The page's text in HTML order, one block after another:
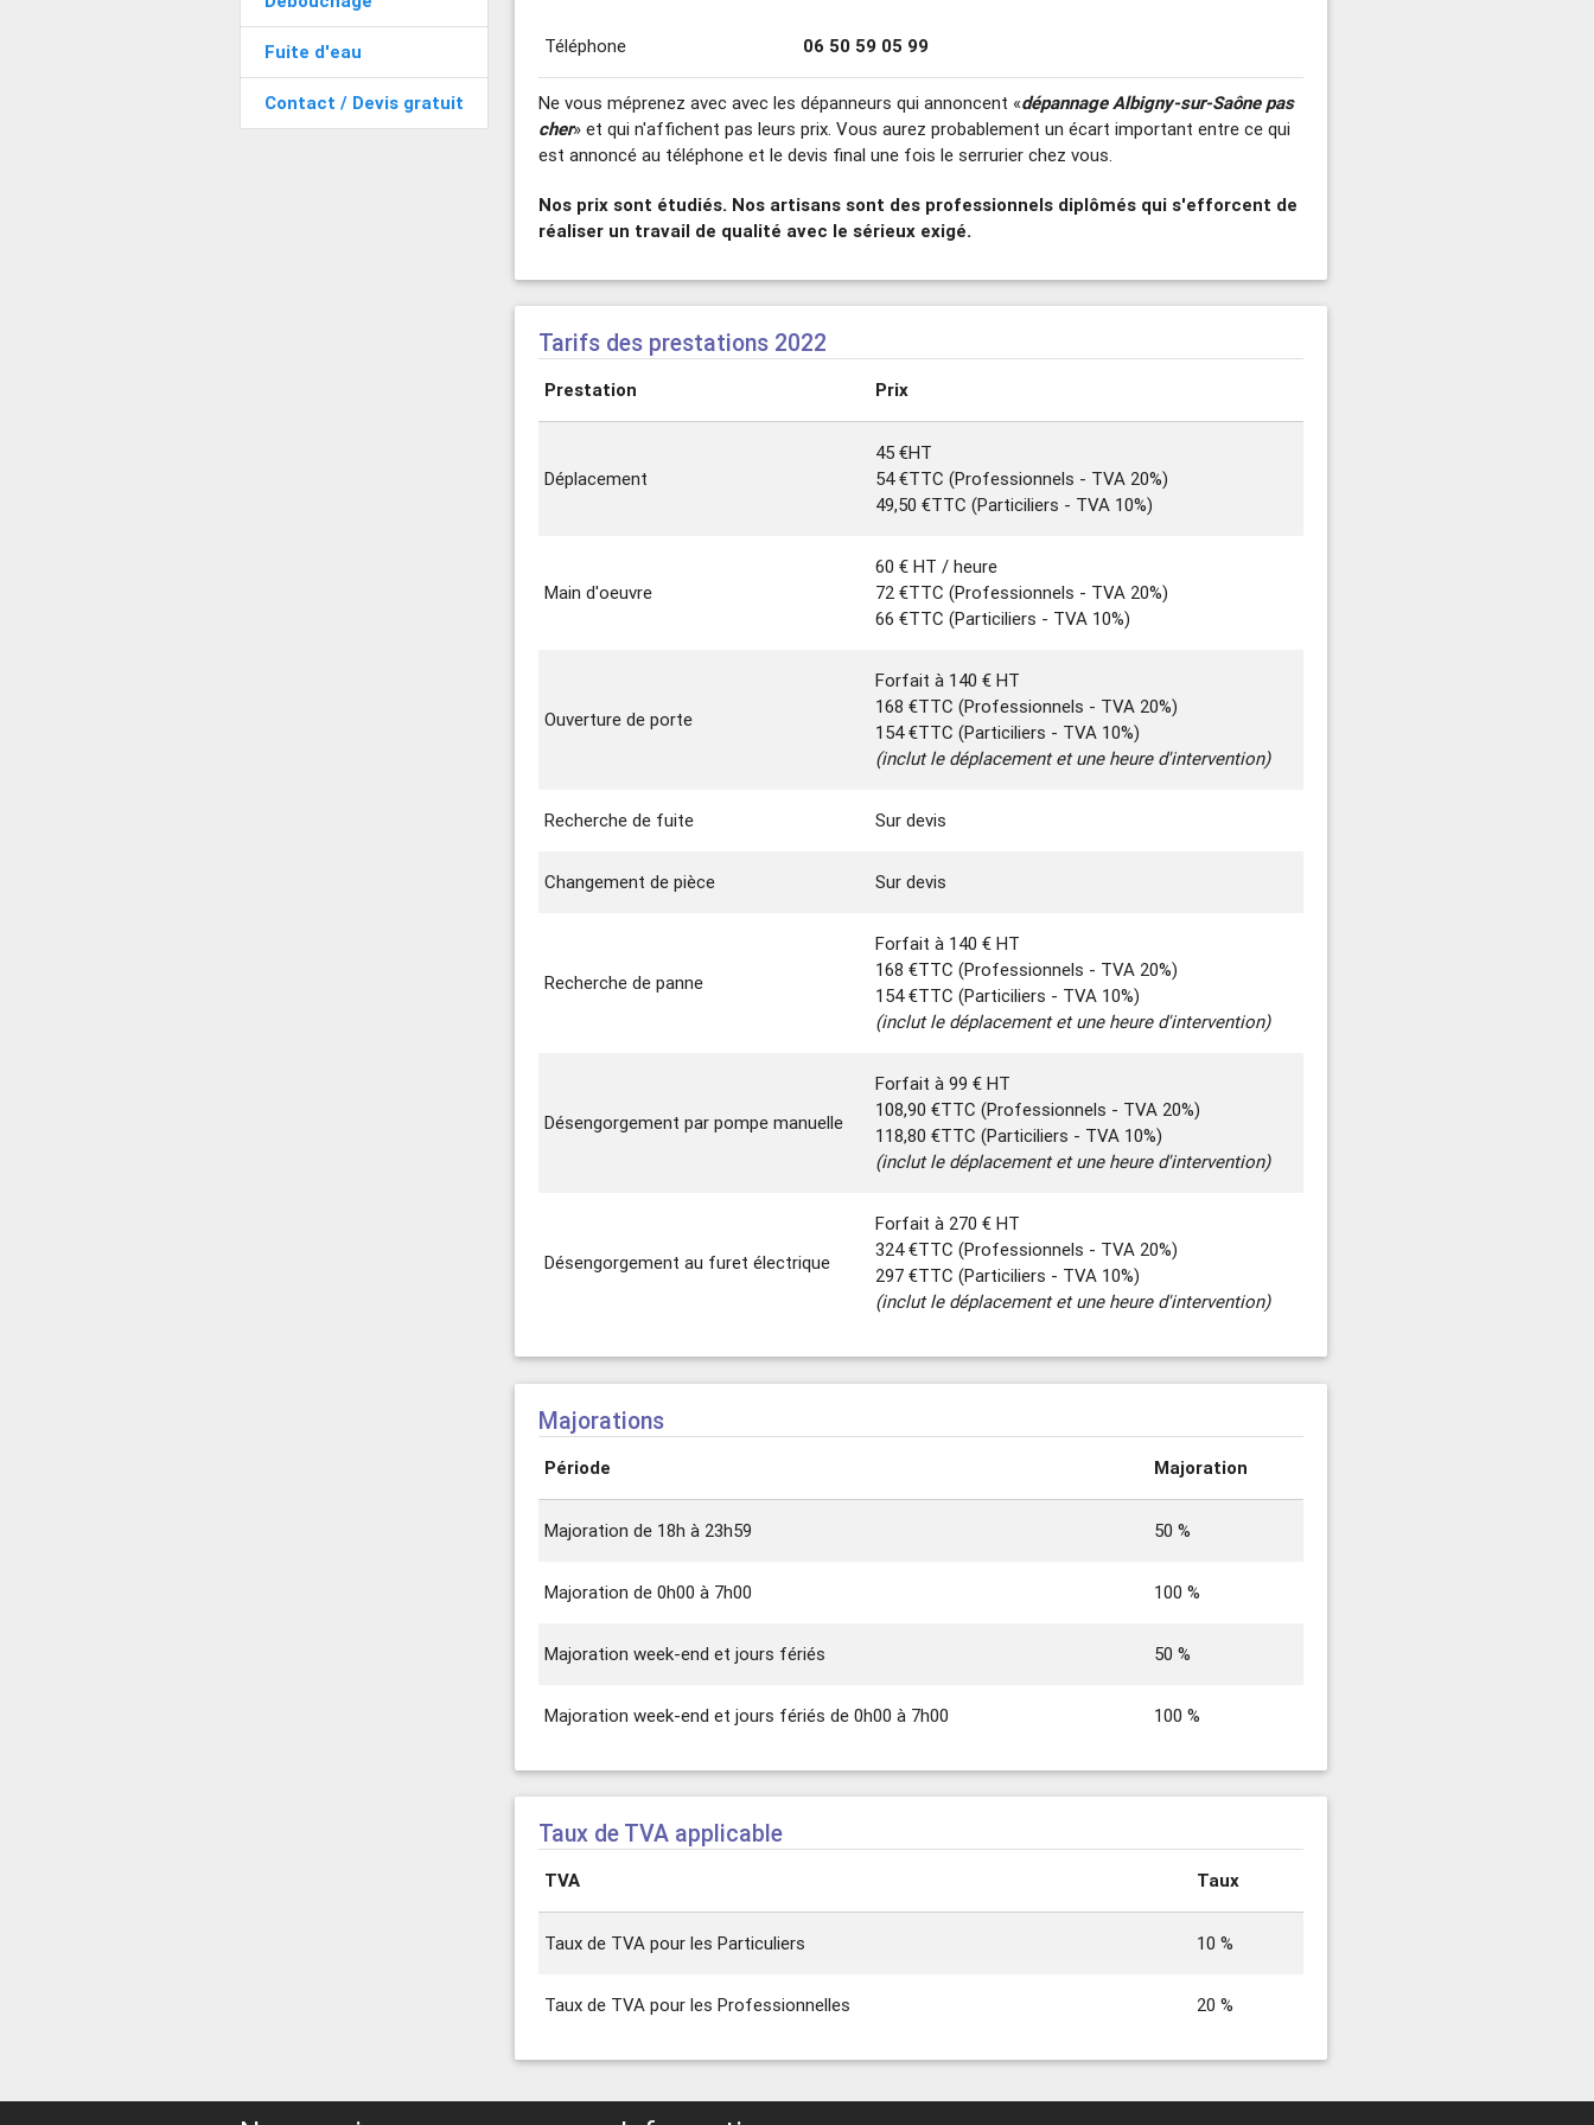
Fuite d'eau
Contact / Devis gratuit
Téléphone 06 50 59 05 99
Ne vous méprenez avec avec les dépanneurs qui annoncent «dépannage Albigny-sur-Saône pas
cher» et qui n'affichent pas leurs prix. Vous aurez probablement un écart important entre ce qui
est annoncé au téléphone et le devis final une fois le serrurier chez vous.
Nos prix sont étudiés. Nos artisans sont des professionnels diplômés qui s'efforcent de
réaliser un travail de qualité avec le sérieux exigé.
Tarifs des prestations 2022
Prestation Prix
Déplacement
45 €HT
54 €TTC (Professionnels - TVA 20%)
49,50 €TTC (Particiliers - TVA 10%)
Main d'oeuvre
60 € HT / heure
72 €TTC (Professionnels - TVA 20%)
66 €TTC (Particiliers - TVA 10%)
Ouverture de porte
Forfait à 140 € HT
168 €TTC (Professionnels - TVA 20%)
154 €TTC (Particiliers - TVA 10%)
(inclut le déplacement et une heure d'intervention)
Recherche de fuite Sur devis
Changement de pièce Sur devis
Recherche de panne
Forfait à 140 € HT
168 €TTC (Professionnels - TVA 20%)
154 €TTC (Particiliers - TVA 10%)
(inclut le déplacement et une heure d'intervention)
Désengorgement par pompe manuelle
Forfait à 99 € HT
108,90 €TTC (Professionnels - TVA 20%)
118,80 €TTC (Particiliers - TVA 10%)
(inclut le déplacement et une heure d'intervention)
Désengorgement au furet électrique
Forfait à 270 € HT
324 €TTC (Professionnels - TVA 20%)
297 €TTC (Particiliers - TVA 10%)
(inclut le déplacement et une heure d'intervention)
Majorations
Période Majoration
Majoration de 18h à 23h59 50 %
Majoration de 0h00 à 7h00 100 %
Majoration week-end et jours fériés 50 %
Majoration week-end et jours fériés de 0h00 à 7h00 100 %
Taux de TVA applicable
TVA Taux
Taux de TVA pour les Particuliers 10 %
Taux de TVA pour les Professionnelles 20 %